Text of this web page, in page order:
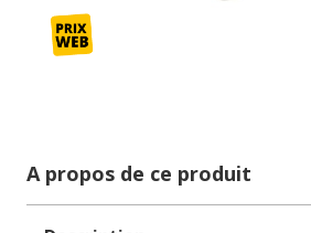
A propos de ce produit